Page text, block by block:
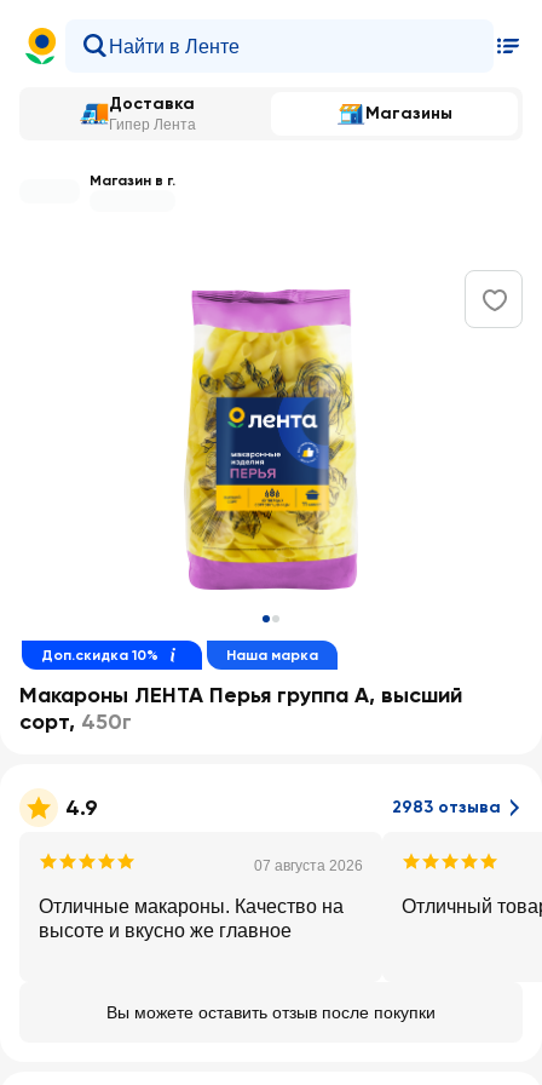
Доставка
Гипер Лента
Магазины
Магазин в г.
Доп.скидка 10% Наша марка
Макароны ЛЕНТА Перья группа А, высший
сорт, 450г
4.9 2983 отзыва
07 августа 2026
Отличные макароны. Качество на
высоте и вкусно же главное
Отличный
Вы можете оставить отзыв после покупки